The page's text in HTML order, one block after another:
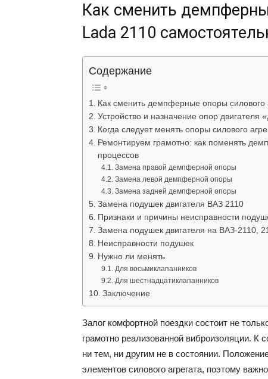
Как сменить
Lada 2110
Содержание
Как сменить демпферные опоры силового
Устройство и назначение опор двигателя
Когда следует менять опоры силового
Ремонтируем грамотно: как поменять
процессов
Замена правой демпферной опоры
Замена левой демпферной опоры
Замена задней демпферной опоры
Замена подушек двигателя ВАЗ 2110
Признаки и причины неисправности
Замена подушек двигателя на ВАЗ-2110,
Неисправности подушек
Нужно ли менять
Для восьмиклапанников
Для шестнадцатиклапанников
Заключение
Залог комфортной поездки состоит не
грамотно реализованной виброизоляции. К
ни тем, ни другим не в состоянии.
элементов силового агрегата, поэтому